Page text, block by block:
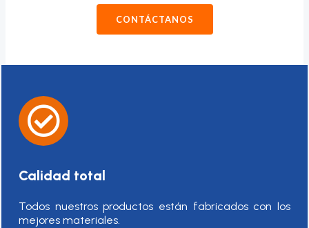
CONTÁCTANOS
Calidad total
Todos nuestros productos están fabricados con los
mejores materiales.